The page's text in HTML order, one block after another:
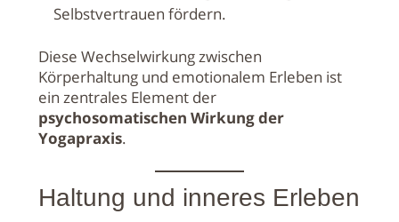
Selbstvertrauen fördern.
Diese Wechselwirkung zwischen
Körperhaltung und emotionalem Erleben ist
ein zentrales Element der
psychosomatischen Wirkung der
Yogapraxis.
Haltung und inneres Erleben